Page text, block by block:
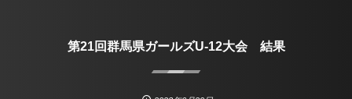
第21回群馬県ガールズU-12大会 結果